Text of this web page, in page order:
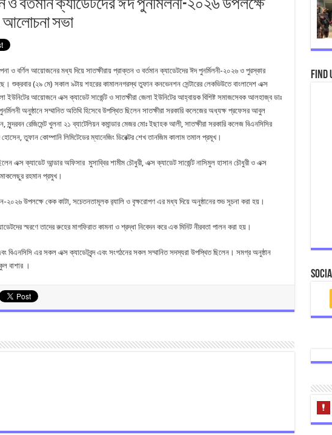
ও বর্তমান ক্যাডেটদের ঈদ পুনর্মিলনী-২০২৬ উপলক্ষে
আলোচনা সভা
ও বর্ণিল আয়োজনের মধ্য দিয়ে সাতক্ষীরায় প্রাক্তন ও বর্তমান ক্যাডেটদের ঈদ পুনর্মিলনী-২০২৬ ও পুরস্কার
শুক্রবার (২৯ মে) সকাল ৯টায় শহরের কামালনগরস্থ তুফান কনভেনশন সেন্টারের লেকভিউতে বাংলাদেশ এক্স
ইউনিটের আয়োজনে এক্স ক্যাডেট সার্জেন্ট ও সাতক্ষীরা জেলা ইউনিটের আহ্বায়ক বিশিষ্ট সমাজসেবক আলহাজ্ব ডাঃ
অনুষ্ঠানে সম্মানিত অতিথি হিসেবে উপস্থিত ছিলেন সাতক্ষীরা সরকারি কলেজের অধ্যক্ষ প্রফেসর আবুল
সুন্দরবন রেজিমেন্ট খুলনা ২১ ব্যাটেলিয়ন কমান্ডার মেজর মোঃ ইছাহক আলী, সাতক্ষীরা সরকারি কলেজ বিএনসিসির
তুফান কোম্পানি লিমিটেডের ম্যানেজিং ডিরেক্টর শেখ তানজিম কালাম তমাল প্রমূখ।
এক্স ক্যাডেট আন্ডার অফিসার মুসাব্বির শামীম চৌধুরী, এক্স ক্যাডেট সার্জেন্ট নাসিমুল হাসান চৌধুরী ও এক্স
রহমান প্রমুখ।
২০২৬ উপলক্ষে কেক কাটা, সচেতনতামূলক র‍্যালি ও বৃক্ষরোপণ এর মধ্য দিয়ে অনুষ্ঠানের শুভ সূচনা করা হয়।
স্মরণে তাদের রুহের মাগফিরাত কামনা ও শ্রদ্ধা নিবেদন করে এক মিনিট নীরবতা পালন করা হয়।
বিএনসিসি এর সকল এক্স ক্যাডেটবৃন্দ এবং সংগঠনের সকল সম্মানিত সদস্যরা উপস্থিত ছিলেন। সমগ্র অনুষ্ঠান
বাশার ।
Find